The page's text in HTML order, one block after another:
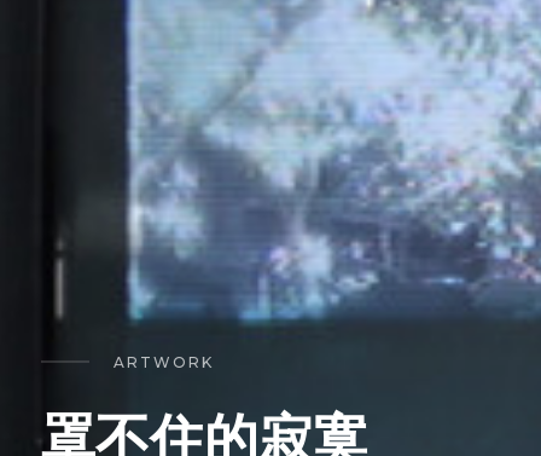
ARTWORK
罩不住的寂寞